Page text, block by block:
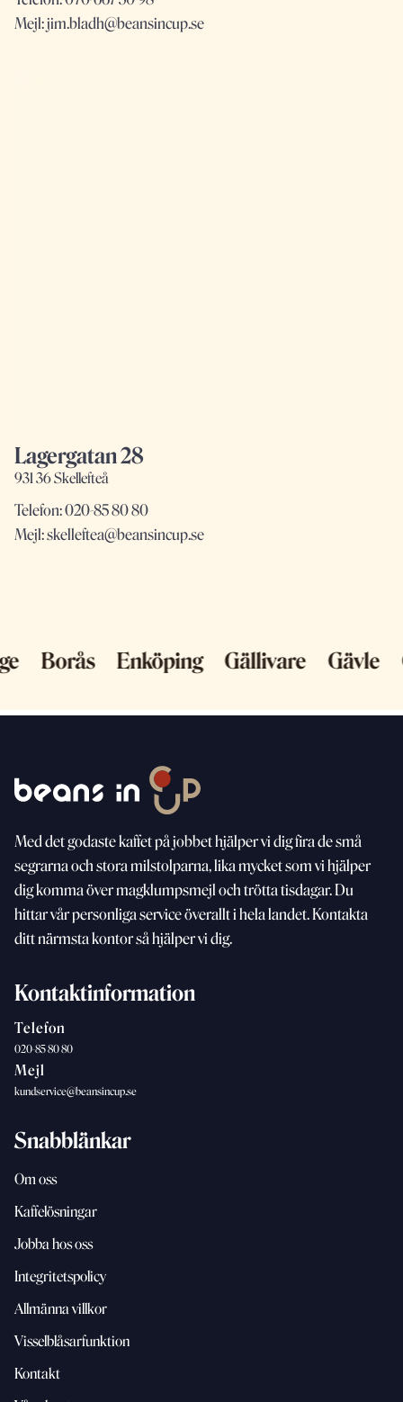
Mejl:jim.bladh@beansincup.se
Lagergatan 28
931 36 Skellefteå
Telefon:020-85 80 80
Mejl:skelleftea@beansincup.se
Borås Enköping Gällivare
Meddet godaste kaffet på jobbet hjälper vi dig fira de små
segrarna och stora milstolparna, lika mycket som vihjälper
dig komma över magklumpsmejl och tröttatisdagar. Du
hittar vår personliga service överallt i hela landet. Kontakta
ditt närmsta kontor så hjälper vi dig.
Kontaktinformation
Telefon
020-85 80 80
Mejl
kundservice@beansincup.se
Snabblänkar
Om oss
Kaffelösningar
Jobba hos oss
Integritetspolicy
Allmänna villkor
Visselblåsarfunktion
Kontakt